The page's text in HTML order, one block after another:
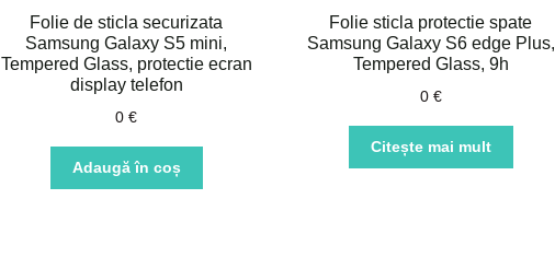
Folie de sticla securizata
Samsung Galaxy S5 mini,
Tempered Glass, protectie ecran
display telefon
0€
Adaugă în coș
Folie sticla protectie spate
Samsung Galaxy S6 edge Plus,
Tempered Glass, 9h
0 €
Citește mai mult